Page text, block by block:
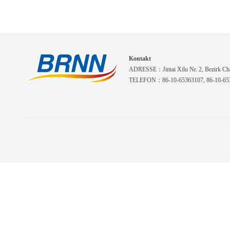
Kontakt
ADRESSE：Jintai Xilu Nr. 2, Bezirk
TELEFON：86-10-65363107, 86-10-